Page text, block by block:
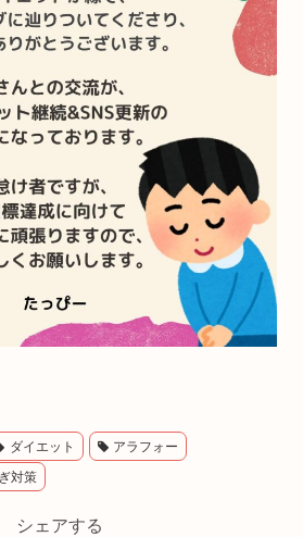
ダイエット アラフォー
対策
シェアする